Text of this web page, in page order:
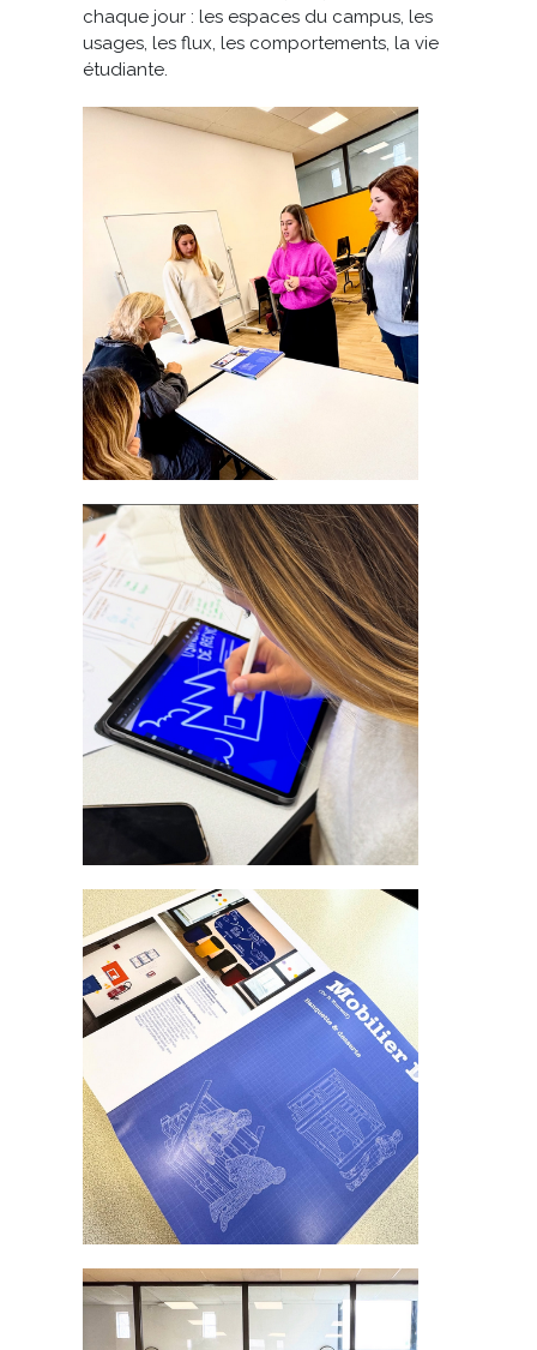
chaque jour : les espaces du campus, les
usages, les flux, les comportements, la vie
étudiante.